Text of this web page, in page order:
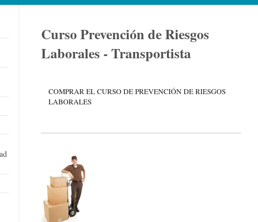
Curso Prevención de Riesgos
Laborales - Transportista
COMPRAR EL CURSO DE PREVENCIÓN DE RIESGOS
LABORALES